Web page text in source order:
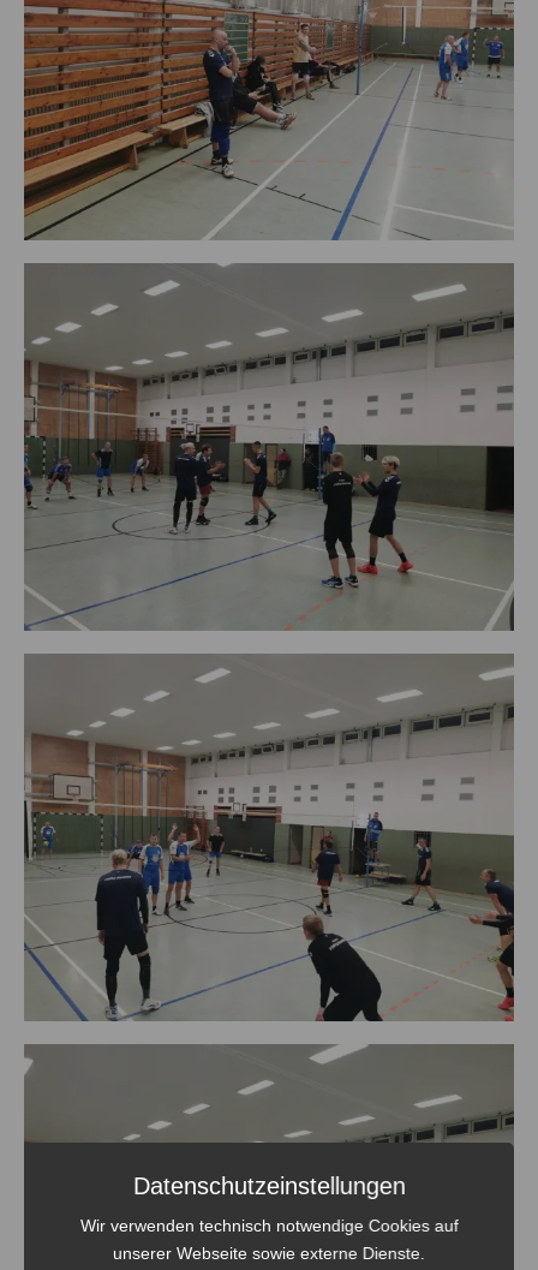
Datenschutzeinstellungen
Wir verwenden technisch notwendige Cookies auf
unserer Webseite sowie externe Dienste.